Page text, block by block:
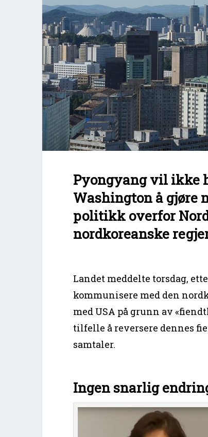
Pyongyang vil ikke
Washington å gjøre
politikk overfor
nordkoreanske
Landet meddelte torsdag,
kommunisere med den
med USA på grunn av
tilfelle å reversere dennes
samtaler.
Ingen snarlig